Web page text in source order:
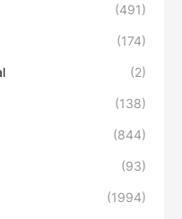
(491)
(174)
(2)
(138)
(844)
(93)
(1994)